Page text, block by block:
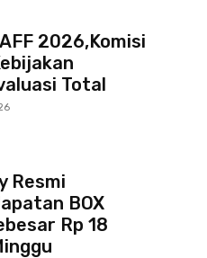
2026,Komisi
Total
Resmi
BOX
Rp 18